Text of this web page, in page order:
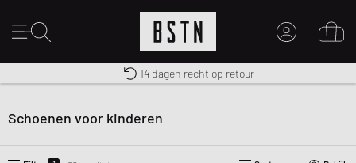
MIJN ACCOUNT
MAAK EEN ACCOUNT AAN
Gratis verzending naar NL vanaf € 100
Premium Sportswear
14 dagen recht op retour
Schoenen voor kinderen